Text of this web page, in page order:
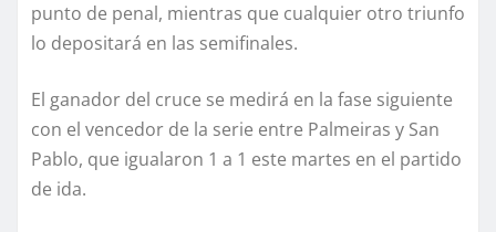
punto de penal, mientras que cualquier otro triunfo
lo depositará en las semifinales.
El ganador del cruce se medirá en la fase siguiente
con el vencedor de la serie entre Palmeiras y San
Pablo, que igualaron 1 a 1 este martes en el partido
de ida.